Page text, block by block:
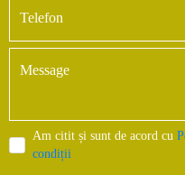
Am citit și sunt de acord cu
condiții